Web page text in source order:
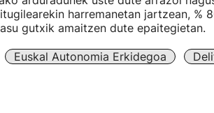
harremanetan jartzean, %
gutxik amaitzen dute epaitegietan.
Euskal Autonomia Erkidegoa